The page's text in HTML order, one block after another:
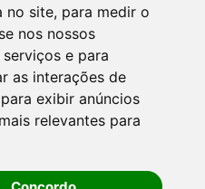
no site, para medir o
nos nossos
e para
as interações de
para exibir anúncios
relevantes para
65 - Centro Bom
95765-000